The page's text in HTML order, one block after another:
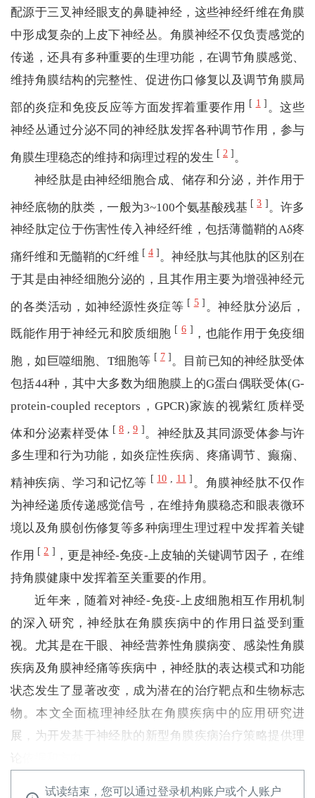
配源于三叉神经眼支的鼻睫神经，这些神经纤维在角膜
中形成复杂的上皮下神经丛。角膜神经不仅负责感觉的
传递，还具有多种重要的生理功能，在调节角膜感觉、
维持角膜结构的完整性、促进伤口修复以及调节角膜局
部的炎症和免疫反应等方面发挥着重要作用 [ 1 ]。这些
神经丛通过分泌不同的神经肽发挥各种调节作用，参与
角膜生理稳态的维持和病理过程的发生 [ 2 ]。
神经肽是由神经细胞合成、储存和分泌，并作用于
神经底物的肽类，一般为3~100个氨基酸残基 [ 3 ]。许多
神经肽定位于伤害性传入神经纤维，包括薄髓鞘的Aδ疼
痛纤维和无髓鞘的C纤维 [ 4 ]。神经肽与其他肽的区别在
于其是由神经细胞分泌的，且其作用主要为增强神经元
的各类活动，如神经源性炎症等 [ 5 ] 。神经肽分泌后，
既能作用于神经元和胶质细胞 [ 6 ] ，也能作用于免疫细
胞，如巨噬细胞、T细胞等 [ 7 ]。目前已知的神经肽受体
包括44种，其中大多数为细胞膜上的G蛋白偶联受体(G-
protein-coupled receptors，GPCR)家族的视紫红质样受
体和分泌素样受体 [ 8 9 ]。神经肽及其同源受体参与许
多生理和行为功能，如炎症性疾病、疼痛调节、癫痫、
精神疾病、学习和记忆等 [ 10 , 11 ]。角膜神经肽不仅作
为神经递质传递感觉信号，在维持角膜稳态和眼表微环
境以及角膜创伤修复等多种病理生理过程中发挥着关键
作用 [ 2 ] ，更是神经-免疫-上皮轴的关键调节因子，在维
持角膜健康中发挥着至关重要的作用。
近年来，随着对神经-免疫-上皮细胞相互作用机制
的深入研究，神经肽在角膜疾病中的作用日益受到重
视。尤其是在干眼、神经营养性角膜病变、感染性角膜
疾病及角膜神经痛等疾病中，神经肽的表达模式和功能
状态发生了显著改变，成为潜在的治疗靶点和生物标志
物。本文全面梳理神经肽在角膜疾病中的应用研究进
展，为开发基于神经肽的新型角膜疾病治疗策略提供理
论依据和方向。
试读结束，您可以通过登录机构账户或个人账户